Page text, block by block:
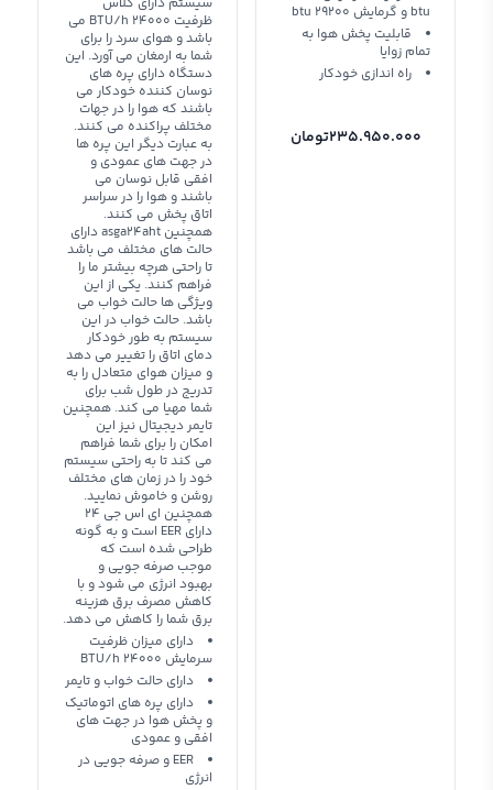
btu و گرمایش 29200 btu
قابلیت پخش هوا به
تمام زوایا
راه اندازی خودکار
235.950.000تومان
ظرفیت 24000 BTU/h می
باشد و هوای سرد را برای
شما به ارمغان می آورد. این
دستگاه دارای پره های
نوسان کننده خودکار می
باشند که هوا را در جهات
مختلف پراکنده می کنند.
به عبارت دیگر این پره ها
در جهت های عمودی و
افقی قابل نوسان می
باشند و هوا را در سراسر
اتاق پخش می کنند.
همچنین asga24aht دارای
حالت های مختلف می باشد
تا راحتی هرچه بیشتر ما را
فراهم کنند. یکی از این
ویژگی ها حالت خواب می
باشد. حالت خواب در این
سیستم به طور خودکار
دمای اتاق را تغییر می دهد
و میزان هوای متعادل را به
تدریج در طول شب برای
شما مهیا می کند. همچنین
تایمر دیجیتال نیز این
امکان را برای شما فراهم
می کند تا به راحتی سیستم
خود را در زمان های مختلف
روشن و خاموش نمایید.
همچنین ای اس جی 24
دارای EER است و به گونه
طراحی شده است که
موجب صرفه جویی و
بهبود انرژی می شود و با
کاهش مصرف برق هزینه
برق شما را کاهش می دهد.
دارای میزان ظرفیت
سرمایش 24000 BTU/h
دارای حالت خواب و تایمر
دارای پره های اتوماتیک
و پخش هوا در جهت های
افقی و عمودی
EER و صرفه جویی در
انرژی